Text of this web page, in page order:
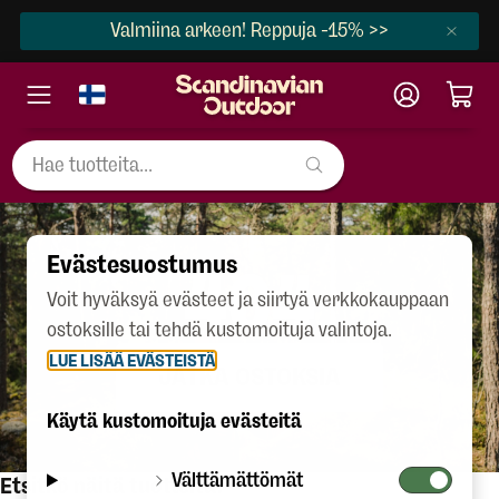
Valmiina arkeen! Reppuja -15% >>
404
JATKA OSTOKSIA
Etsitkö näitä tuotteita?
Evästesuostumus
Voit hyväksyä evästeet ja siirtyä verkkokauppaan
ostoksille tai tehdä kustomoituja valintoja.
LUE LISÄÄ EVÄSTEISTÄ
Käytä kustomoituja evästeitä
Välttämättömät